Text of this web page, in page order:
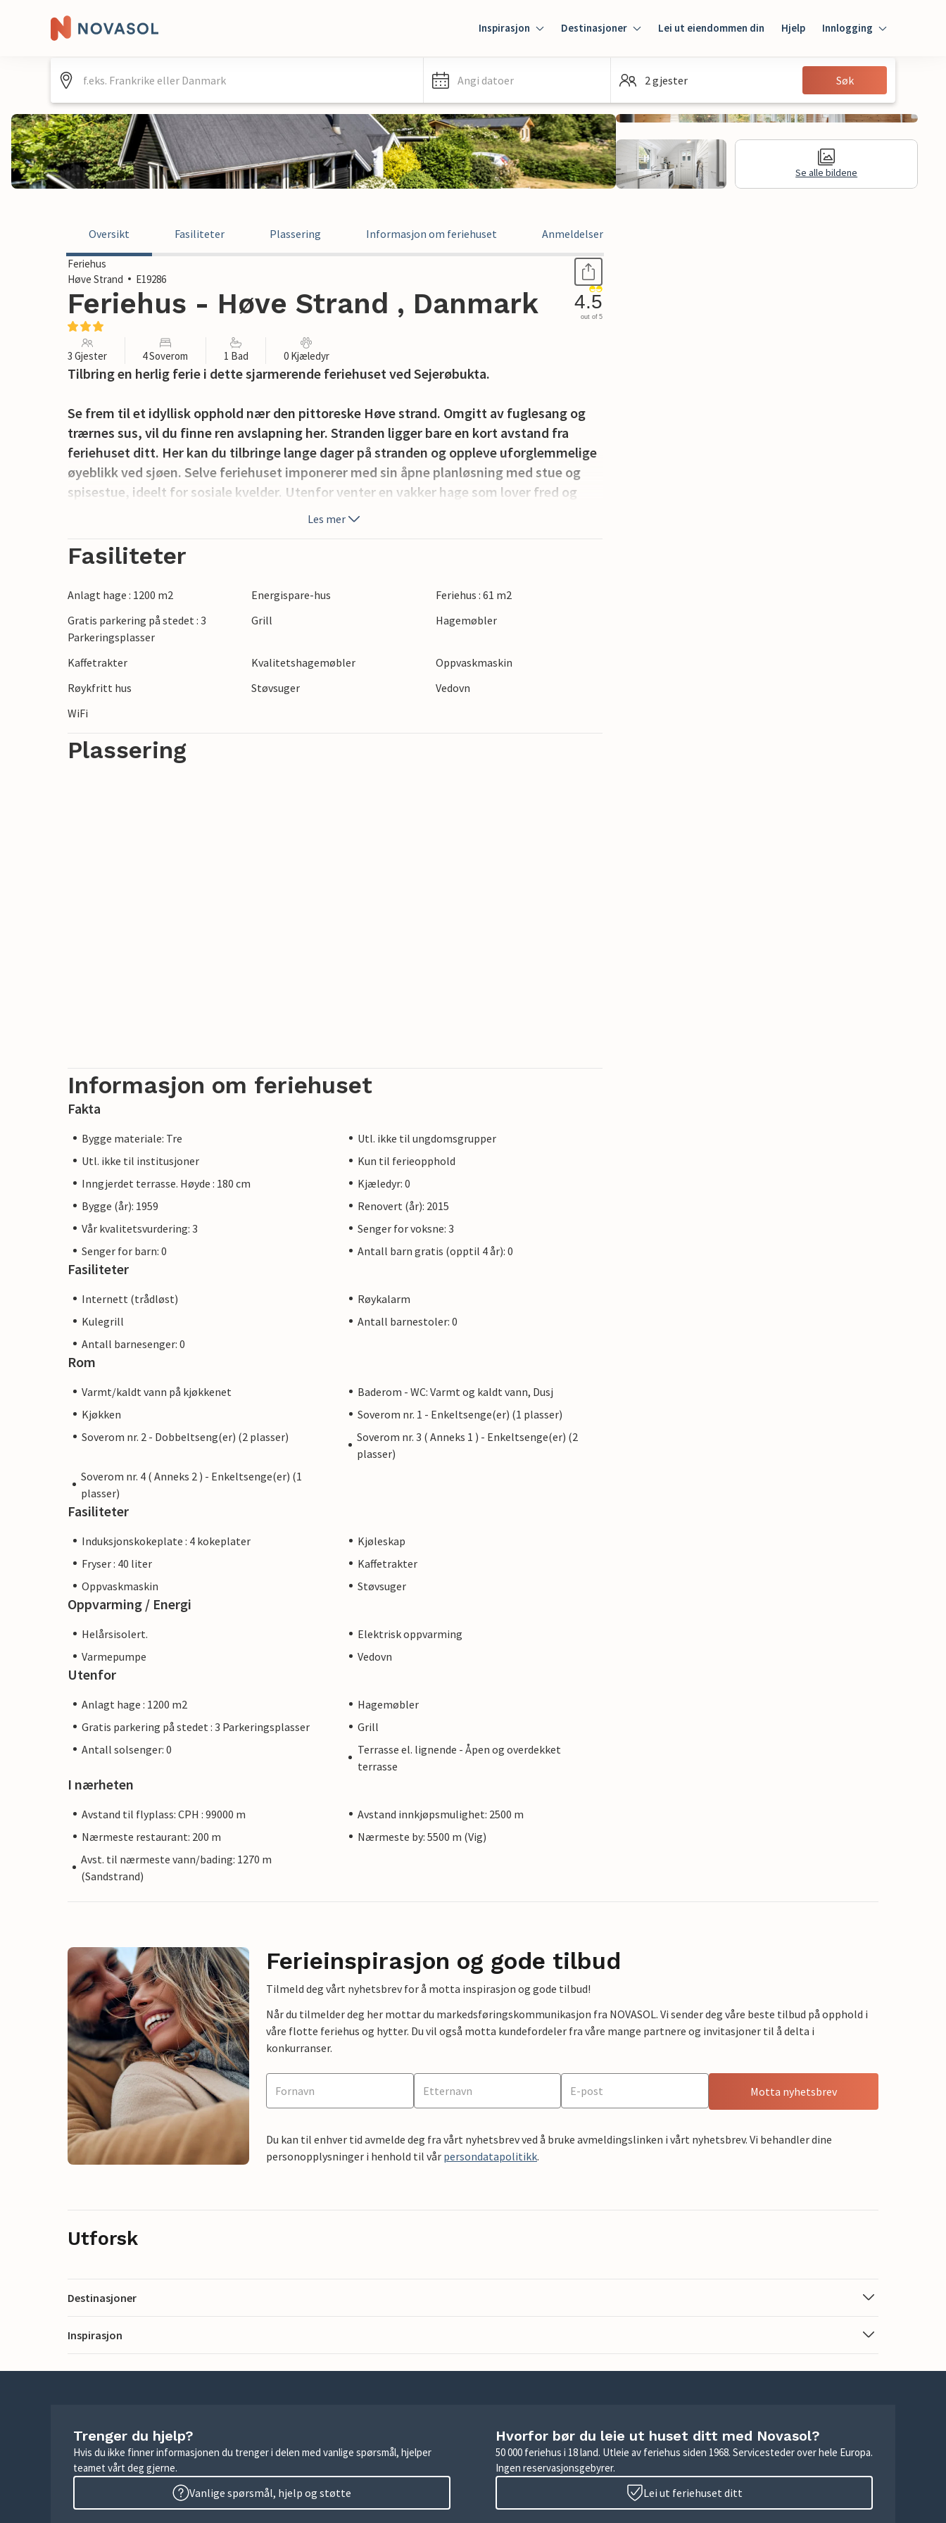
Inspirasjon Destinasjoner Lei ut eiendommen din Hjelp Innlogging
Innlogging
Gjest
Angi datoer 2 gjester Søk
Se alle bildene
Oversikt Fasiliteter Plassering Informasjon om feriehuset Anmeldelser
Feriehus
Høve Strand
E19286
Feriehus - Høve Strand , Danmark 4.5
out of 5
3 Gjester 4 Soverom 1 Bad 0 Kjæledyr
Tilbring en herlig ferie i dette sjarmerende feriehuset ved Sejerøbukta.
Se frem til et idyllisk opphold nær den pittoreske Høve strand. Omgitt av fuglesang og
trærnes sus, vil du finne ren avslapning her. Stranden ligger bare en kort avstand fra
feriehuset ditt. Her kan du tilbringe lange dager på stranden og oppleve uforglemmelige
øyeblikk ved sjøen. Selve feriehuset imponerer med sin åpne planløsning med stue og
spisestue, ideelt for sosiale kvelder. Utenfor venter en vakker hage som lover fred og
Det er mye å oppdage i området rundt. Besøk Anneberg kunst- og gourmetsenter, hvor
høydepunkter. For avslappede stranddager er Haveje på Gudmindrup Strand et
minigolf og en cocktailbar.
Les mer
Fasiliteter
Anlagt hage : 1200 m2 Energispare-hus
Feriehus : 61 m2
Gratis parkering på stedet : 3
Parkeringsplasser
Grill Hagemøbler
Kaffetrakter Kvalitetshagemøbler
Oppvaskmaskin
Røykfritt hus
Støvsuger
Vedovn
WiFi
Plassering
Informasjon om feriehuset
Fakta
Bygge materiale: Tre
Utl. ikke til ungdomsgrupper
Utl. ikke til institusjoner
Kun til ferieopphold
Inngjerdet terrasse. Høyde : 180 cm
Kjæledyr: 0
Bygge (år): 1959
Renovert (år): 2015
Vår kvalitetsvurdering: 3
Senger for voksne: 3
Senger for barn: 0
Antall barn gratis (opptil 4 år): 0
Fasiliteter
Internett (trådløst)
Røykalarm
Kulegrill
Antall barnestoler: 0
Antall barnesenger: 0
Rom
Varmt/kaldt vann på kjøkkenet
Baderom - WC: Varmt og kaldt vann, Dusj
Kjøkken
Soverom nr. 1 - Enkeltsenge(er) (1 plasser)
Soverom nr. 2 - Dobbeltseng(er) (2 plasser)
Soverom nr. 3 ( Anneks 1 ) - Enkeltsenge(er) (2
plasser)
Soverom nr. 4 ( Anneks 2 ) - Enkeltsenge(er) (1
plasser)
Fasiliteter
Induksjonskokeplate : 4 kokeplater
Kjøleskap
Fryser : 40 liter
Kaffetrakter
Oppvaskmaskin
Støvsuger
Oppvarming / Energi
Helårsisolert.
Elektrisk oppvarming
Varmepumpe
Vedovn
Utenfor
Anlagt hage : 1200 m2
Hagemøbler
Gratis parkering på stedet : 3 Parkeringsplasser
Grill
Antall solsenger: 0
Terrasse el. lignende - Åpen og overdekket
terrasse
I nærheten
Avstand til flyplass: CPH : 99000 m
Avstand innkjøpsmulighet: 2500 m
Nærmeste restaurant: 200 m
Nærmeste by: 5500 m (Vig)
Avst. til nærmeste vann/bading: 1270 m
(Sandstrand)
Ferieinspirasjon og gode tilbud
Tilmeld deg vårt nyhetsbrev for å motta inspirasjon og gode tilbud!
Når du tilmelder deg her mottar du markedsføringskommunikasjon fra NOVASOL. Vi sender deg våre beste tilbud på opphold i
våre flotte feriehus og hytter. Du vil også motta kundefordeler fra våre mange partnere og invitasjoner til å delta i
konkurranser.
Motta nyhetsbrev
Du kan til enhver tid avmelde deg fra vårt nyhetsbrev ved å bruke avmeldingslinken i vårt nyhetsbrev. Vi behandler dine
personopplysninger i henhold til vår persondatapolitikk.
Utforsk
Destinasjoner
Inspirasjon
Trenger du hjelp?
Hvis du ikke finner informasjonen du trenger i delen med vanlige spørsmål, hjelper
teamet vårt deg gjerne.
Vanlige spørsmål, hjelp og støtte
Hvorfor bør du leie ut huset ditt med Novasol?
50 000 feriehus i 18 land. Utleie av feriehus siden 1968. Servicesteder over hele Europa.
Ingen reservasjonsgebyrer.
Lei ut feriehuset ditt